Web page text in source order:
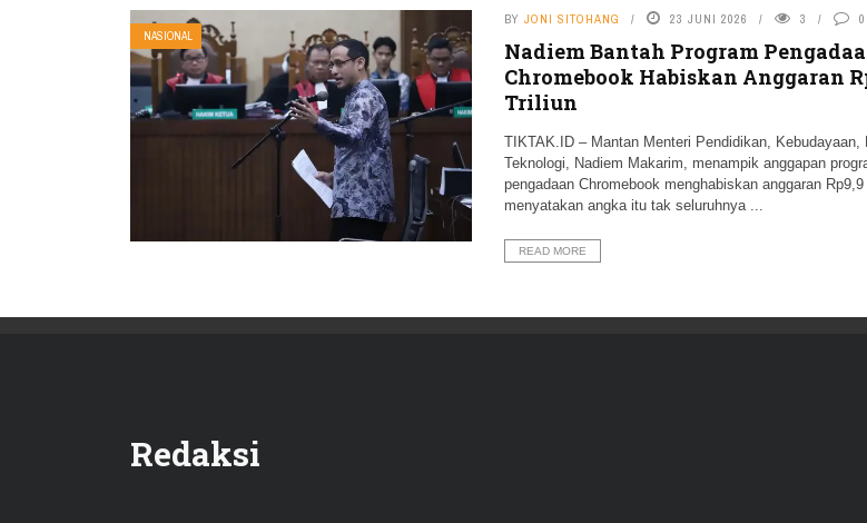
NASIONAL
BY JONI SITOHANG 23 JUNI 2026 3 0
Nadiem Bantah Program
Chromebook Habiskan Anggaran
Triliun
TIKTAK.ID – Mantan Menteri Pendidikan, Kebudayaan,
Teknologi, Nadiem Makarim, menampik anggapan
pengadaan Chromebook menghabiskan anggaran
menyatakan angka itu tak seluruhnya ...
READ MORE
Redaksi